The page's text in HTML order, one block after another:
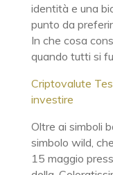
identità e una
punto da
In che cosa
quando tutti si
Criptovalute
investire
Oltre ai simboli
simbolo wild,
15 maggio